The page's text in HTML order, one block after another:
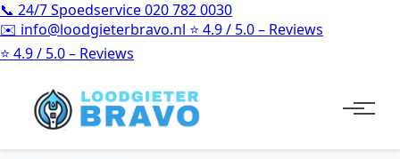
📞 24/7 Spoedservice020 782 0030
✉️ info@loodgieterbravo.nl ⭐ 4.9 / 5.0 – Reviews
⭐ 4.9 / 5.0 – Reviews